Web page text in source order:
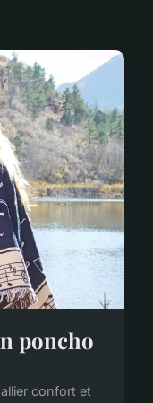
poncho
confort et